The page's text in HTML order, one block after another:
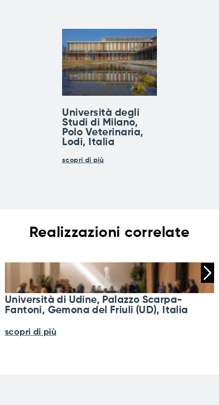
Università degli
Studi di Milano,
Polo Veterinaria,
Lodi, Italia
scopri di più
Realizzazioni correlate
Università di Udine, Palazzo Scarpa-
Fantoni, Gemona del Friuli (UD), Italia
scopri di più